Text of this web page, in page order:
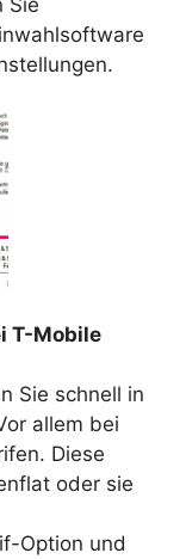
Sie
T-Mobile
Sie schnell in
allem bei
Diese
oder sie
Option und